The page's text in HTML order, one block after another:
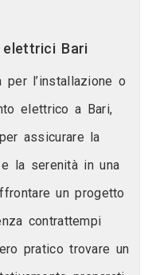
elettrici Bari
l’installazione o
elettrico a Bari,
assicurare la
la serenità in una
un progetto
contrattempi
pratico trovare un